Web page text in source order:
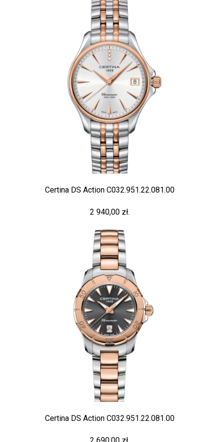
Certina DS Action C032.951.22.081.00
2 940,00 zł.
Certina DS Action C032.951.22.081.00